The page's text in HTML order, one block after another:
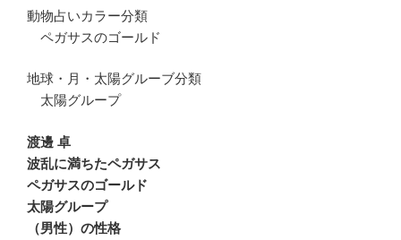
動物占いカラー分類
ペガサスのゴールド
地球・月・太陽グルーブ分類
太陽グループ
渡邊 卓
波乱に満ちたペガサス
ペガサスのゴールド
太陽グループ
（男性）の性格